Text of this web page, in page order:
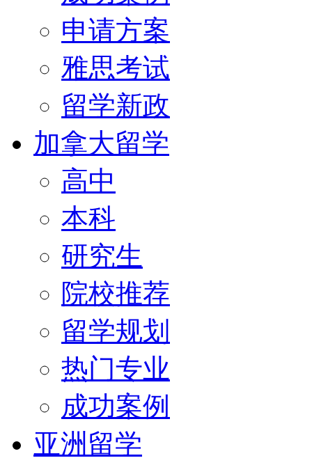
申请方案
雅思考试
留学新政
加拿大留学
高中
本科
研究生
院校推荐
留学规划
热门专业
成功案例
亚洲留学